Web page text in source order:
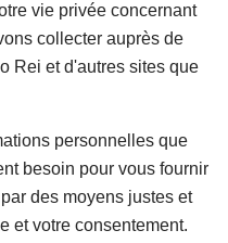
vie privée concernant
collecter auprès de
Rei et d'autres sites que
personnelles que
besoin pour vous fournir
des moyens justes et
et votre consentement.